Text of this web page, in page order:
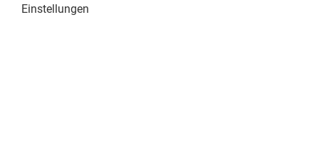
Einstellungen